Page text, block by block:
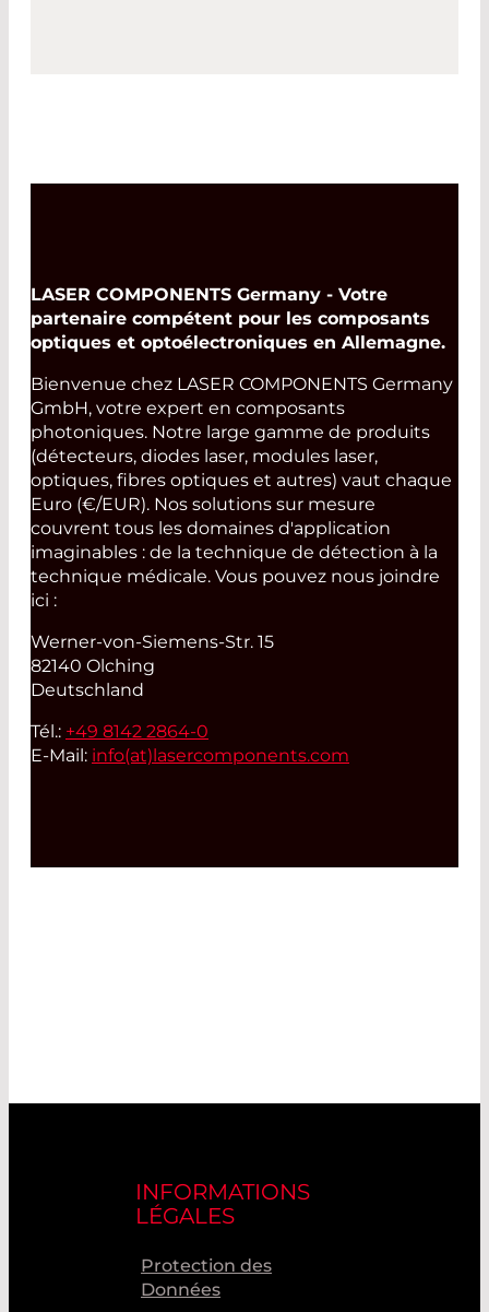
LASER COMPONENTS Germany - Votre
partenaire compétent pour les composants
optiques et optoélectroniques en Allemagne.
Bienvenue chez LASER COMPONENTS Germany
GmbH, votre expert en composants
photoniques. Notre large gamme de produits
(détecteurs, diodes laser, modules laser,
optiques, fibres optiques et autres) vaut chaque
Euro (€/EUR). Nos solutions sur mesure
couvrent tous les domaines d'application
imaginables : de la technique de détection à la
technique médicale. Vous pouvez nous joindre
ici :
Werner-von-Siemens-Str. 15
82140 Olching
Deutschland
Tél.: +49 8142 2864-0
E-Mail: info(at)lasercomponents.com
INFORMATIONS
LÉGALES
Protection des
Données